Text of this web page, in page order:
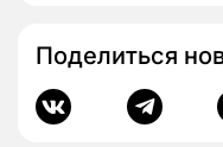
Поделиться